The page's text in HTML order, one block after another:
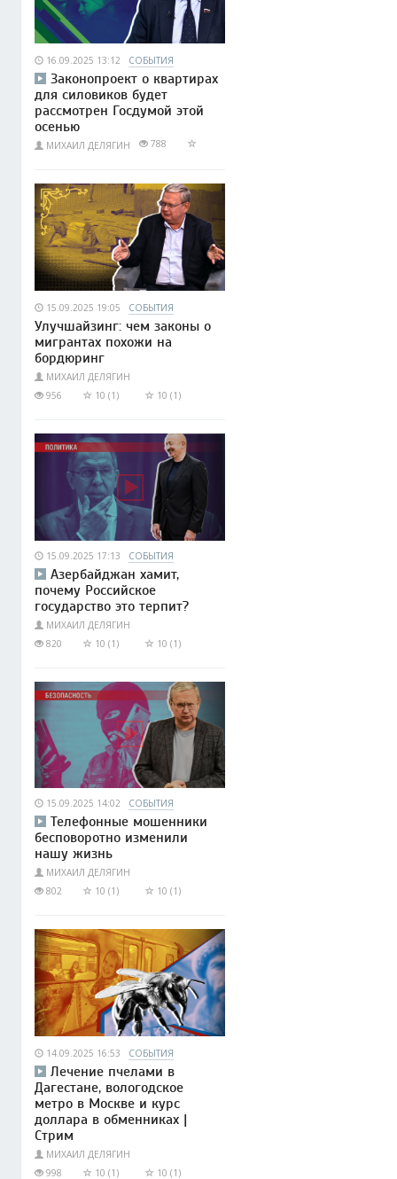
16.09.2025 13:12 СОБЫТИЯ
Законопроект о квартирах
для силовиков будет
рассмотрен Госдумой этой
осенью
МИХАИЛ ДЕЛЯГИН 788
15.09.2025 19:05 СОБЫТИЯ
Улучшайзинг: чем законы о
мигрантах похожи на
бордюринг
МИХАИЛ ДЕЛЯГИН
956
10 (1) 10 (1)
15.09.2025 17:13 СОБЫТИЯ
Азербайджан хамит,
почему Российское
государство это терпит?
МИХАИЛ ДЕЛЯГИН
820
10 (1) 10 (1)
15.09.2025 14:02 СОБЫТИЯ
Телефонные мошенники
бесповоротно изменили
нашу жизнь
МИХАИЛ ДЕЛЯГИН
802
10 (1) 10 (1)
14.09.2025 16:53 СОБЫТИЯ
Лечение пчелами в
Дагестане, вологодское
метро в Москве и курс
доллара в обменниках |
Стрим
МИХАИЛ ДЕЛЯГИН
998
10 (1) 10 (1)